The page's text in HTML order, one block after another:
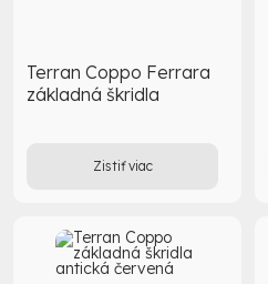
Terran Coppo Ferrara
základná škridla
Zistiť viac